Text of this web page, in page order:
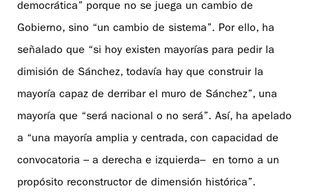
democrática” porque no se juega un cambio de
Gobierno, sino “un cambio de sistema”. Por ello, ha
señalado que “si hoy existen mayorías para pedir la
dimisión de Sánchez, todavía hay que construir la
mayoría capaz de derribar el muro de Sánchez”, una
mayoría que “será nacional o no será”. Así, ha apelado
a “una mayoría amplia y centrada, con capacidad de
convocatoria – a derecha e izquierda– en torno a un
propósito reconstructor de dimensión histórica”.